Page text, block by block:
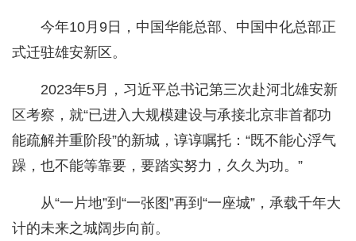
今年10月9日，中国华能总部、中国中化总部正
式迁驻雄安新区。
2023年5月，习近平总书记第三次赴河北雄安新
区考察，就“已进入大规模建设与承接北京非首都功
能疏解并重阶段”的新城，谆谆嘱托：“既不能心浮气
躁，也不能等靠要，要踏实努力，久久为功。”
从“一片地”到“一张图”再到“一座城”，承载千年大
计的未来之城阔步向前。